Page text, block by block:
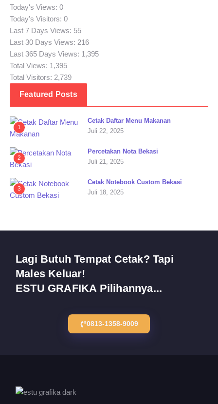
Today's Views: 0
Today's Visitors: 0
Last 7 Days Views: 55
Last 30 Days Views: 216
Last 365 Days Views: 1,395
Total Views: 1,395
Total Visitors: 2,739
Featured Posts
1
Cetak Daftar Menu Makanan
Juli 22, 2025
2
Percetakan Nota Bekasi
Juli 21, 2025
3
Cetak Notebook Custom Bekasi
Juli 18, 2025
Lagi Butuh Tempat Cetak? Tapi
Males Keluar!
ESTU GRAFIKA Pilihannya...
0813-1358-9009